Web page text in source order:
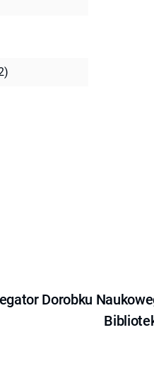
Dorobku